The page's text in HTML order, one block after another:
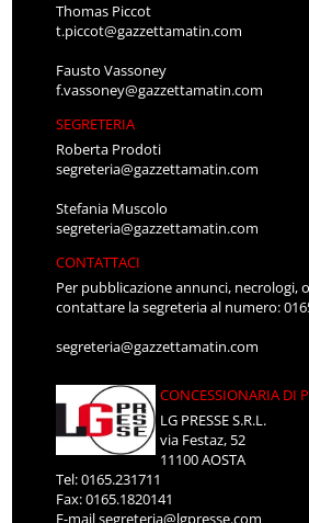
Thomas Piccot
t.piccot@gazzettamatin.com
Fausto Vassoney
f.vassoney@gazzettamatin.com
SEGRETERIA
Roberta Prodoti
segreteria@gazzettamatin.com
Stefania Muscolo
segreteria@gazzettamatin.com
CONTATTACI
Per pubblicazione annunci, necrologi,
contattare la segreteria al numero:
segreteria@gazzettamatin.com
CONCESSIONARIA DI
LG PRESSE S.R.L.
via Festaz, 52
11100 AOSTA
Tel: 0165.231711
Fax: 0165.1820141
E-mailsegreteria@lgpresse.com